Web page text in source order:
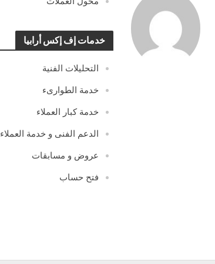
خدمات إف إكس أرابيا
التحليلات الفنية
خدمة الطوارىء
خدمة كبار العملاء
الدعم الفنى و خدمة العملاء
عروض و مسابقات
فتح حساب